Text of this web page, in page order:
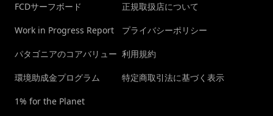
FCDサーフボード
Work in Progress Report
パタゴニアのコアバリュー
環境助成金プログラム
1% for the Planet
正規取扱店について
プライバシーポリシー
利用規約
特定商取引法に基づく表示